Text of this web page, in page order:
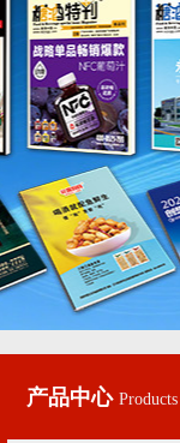
产品中心 Products